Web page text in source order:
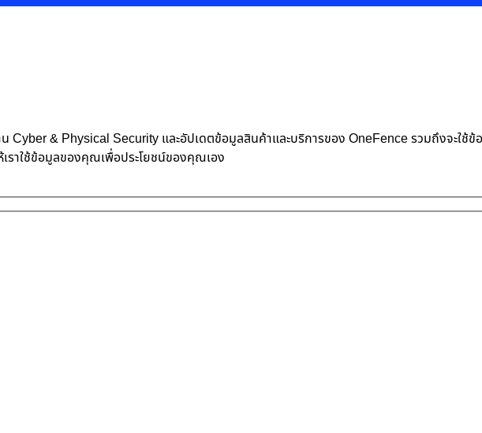
Cyber & Physical Security และอัปเดตข้อมูลสินค้าและบริการของ OneFence รวมถึงจะใช้
ราใช้ข้อมูลของคุณเพื่อประโยชน์ของคุณเอง